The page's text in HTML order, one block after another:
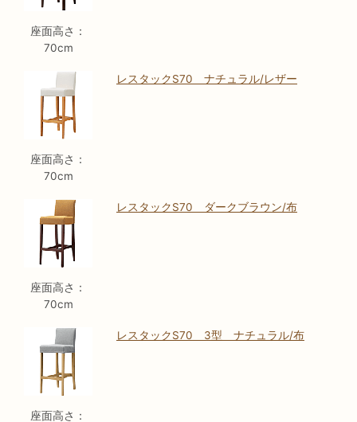
座面高さ：
70cm
座面高さ：
70cm
レスタックS70 ナチュラル/レザー
座面高さ：
70cm
レスタックS70 ダークブラウン/布
座面高さ：
レスタックS70 3型 ナチュラル/布